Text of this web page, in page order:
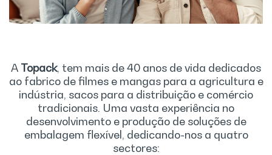
A Topack, tem mais de 40 anos de vida dedicados
ao fabrico de filmes e mangas para a agricultura e
indústria, sacos para a distribuição e comércio
tradicionais. Uma vasta experiência no
desenvolvimento e produção de soluções de
embalagem flexível, dedicando-nos a quatro
sectores: